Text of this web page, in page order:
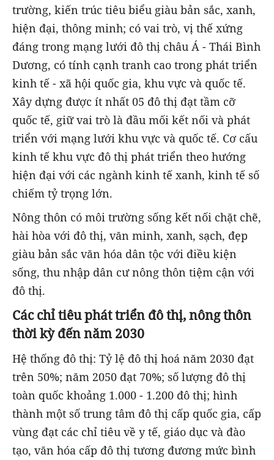
trường, kiến trúc tiêu biểu giàu bản sắc, xanh,
hiện đại, thông minh; có vai trò, vị thế xứng
đáng trong mạng lưới đô thị châu Á - Thái Bình
Dương, có tính cạnh tranh cao trong phát triển
kinh tế - xã hội quốc gia, khu vực và quốc tế.
Xây dựng được ít nhất 05 đô thị đạt tầm cỡ
quốc tế, giữ vai trò là đầu mối kết nối và phát
triển với mạng lưới khu vực và quốc tế. Cơ cấu
kinh tế khu vực đô thị phát triển theo hướng
hiện đại với các ngành kinh tế xanh, kinh tế số
chiếm tỷ trọng lớn.
Nông thôn có môi trường sống kết nối chặt chẽ,
hài hòa với đô thị, văn minh, xanh, sạch, đẹp
giàu bản sắc văn hóa dân tộc với điều kiện
sống, thu nhập dân cư nông thôn tiệm cận với
đô thị.
Các chỉ tiêu phát triển đô thị, nông thôn
thời kỳ đến năm 2030
Hệ thống đô thị: Tỷ lệ đô thị hoá năm 2030 đạt
trên 50%; năm 2050 đạt 70%; số lượng đô thị
toàn quốc khoảng 1.000 - 1.200 đô thị; hình
thành một số trung tâm đô thị cấp quốc gia, cấp
vùng đạt các chỉ tiêu về y tế, giáo dục và đào
tạo, văn hóa cấp đô thị tương đương mức bình